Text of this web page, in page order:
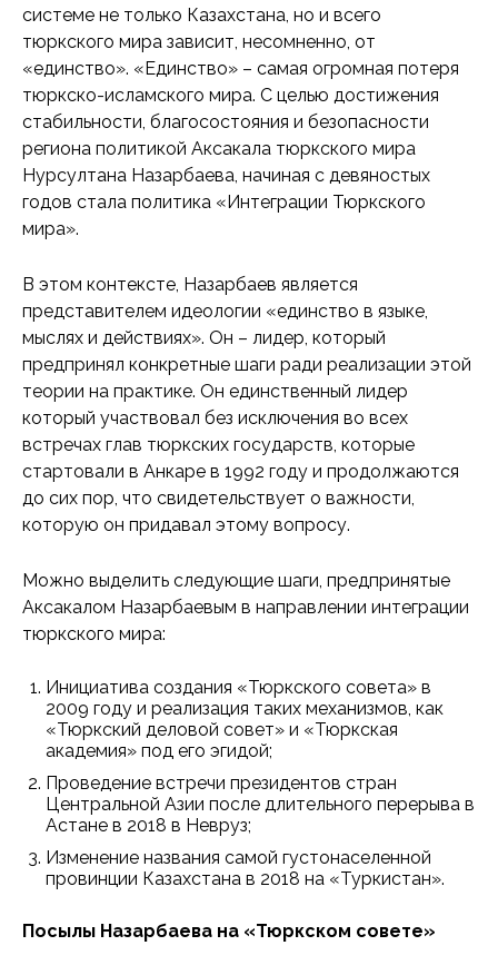
системе не только Казахстана, но и всего
тюркского мира зависит, несомненно, от
«единство». «Единство» – самая огромная потеря
тюркско-исламского мира. С целью достижения
стабильности, благосостояния и безопасности
региона политикой Аксакала тюркского мира
Нурсултана Назарбаева, начиная с девяностых
годов стала политика «Интеграции Тюркского
мира».
В этом контексте, Назарбаев является
представителем идеологии «единство в языке,
мыслях и действиях». Он – лидер, который
предпринял конкретные шаги ради реализации этой
теории на практике. Он единственный лидер
который участвовал без исключения во всех
встречах глав тюркских государств, которые
стартовали в Анкаре в 1992 году и продолжаются
до сих пор, что свидетельствует о важности,
которую он придавал этому вопросу.
Можно выделить следующие шаги, предпринятые
Аксакалом Назарбаевым в направлении интеграции
тюркского мира:
Инициатива создания «Тюркского cовета» в
2009 году и реализация таких механизмов, как
«Тюркский деловой совет» и «Тюркская
академия» под его эгидой;
Проведение встречи президентов стран
Центральной Азии после длительного перерыва в
Астане в 2018 в Невруз;
Изменение названия самой густонаселенной
провинции Казахстана в 2018 на «Туркистан».
Посылы Назарбаева на «Тюркском совете»